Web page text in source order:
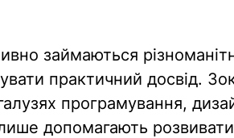
займаються
практичний досвід.
програмування,
допомагають розвивати